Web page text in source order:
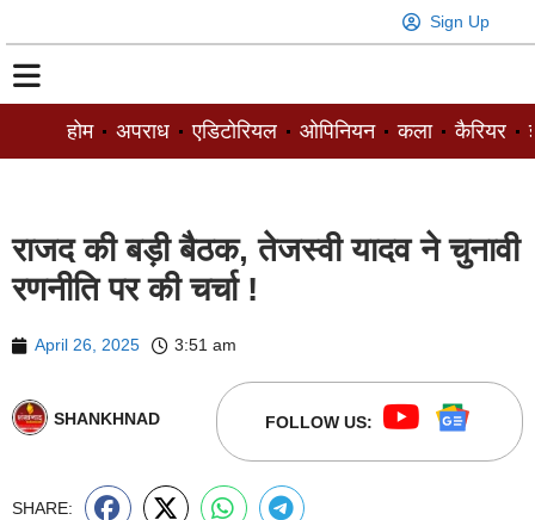
Sign Up
होम अपराध एडिटोरियल ओपिनियन कला कैरियर
राजद की बड़ी बैठक, तेजस्वी यादव ने चुनावी
रणनीति पर की चर्चा !
April 26, 2025 3:51 am
SHANKHNAD FOLLOW US:
SHARE: